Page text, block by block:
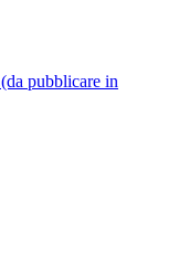
pubblicare in